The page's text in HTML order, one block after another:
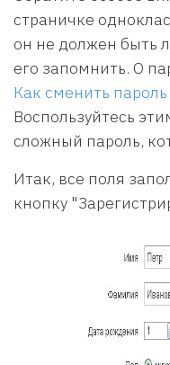
страничке
он не должен быть
его запомнить. О
Как сменить
Воспользуйтесь
сложный пароль,
Итак, все поля
кнопку